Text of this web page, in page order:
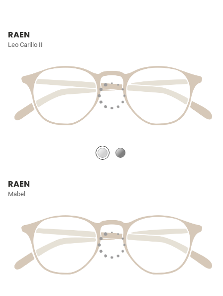
RAEN
Leo Carillo II
RAEN
Mabel